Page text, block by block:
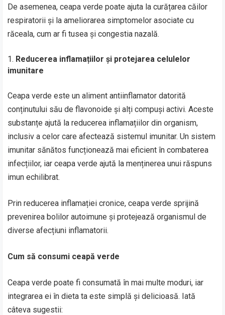
De asemenea, ceapa verde poate ajuta la curățarea căilor
respiratorii și la ameliorarea simptomelor asociate cu
răceala, cum ar fi tusea și congestia nazală.
Reducerea inflamațiilor și protejarea celulelor
imunitare
Ceapa verde este un aliment antiinflamator datorită
conținutului său de flavonoide și alți compuși activi. Aceste
substanțe ajută la reducerea inflamațiilor din organism,
inclusiv a celor care afectează sistemul imunitar. Un sistem
imunitar sănătos funcționează mai eficient în combaterea
infecțiilor, iar ceapa verde ajută la menținerea unui răspuns
imun echilibrat.
Prin reducerea inflamației cronice, ceapa verde sprijină
prevenirea bolilor autoimune și protejează organismul de
diverse afecțiuni inflamatorii.
Cum să consumi ceapă verde
Ceapa verde poate fi consumată în mai multe moduri, iar
integrarea ei în dieta ta este simplă și delicioasă. Iată
câteva sugestii: